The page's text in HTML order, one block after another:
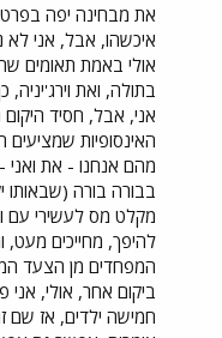
את מבחינה יפה
איכשהו, אבל, אני לא
אולי באמת תאומים
בתולה, ואת
אני, אבל, חסיד היקום
האינסופיות
מהם אנחנו - את ואני
בבורה בורה (שבאותו
מקלט מס לעשירי עם
להיפך, מחייכים מעט,
המפחדים מן הצעד
ביקום אחר, אולי,
חמישה ילדים, אז שם